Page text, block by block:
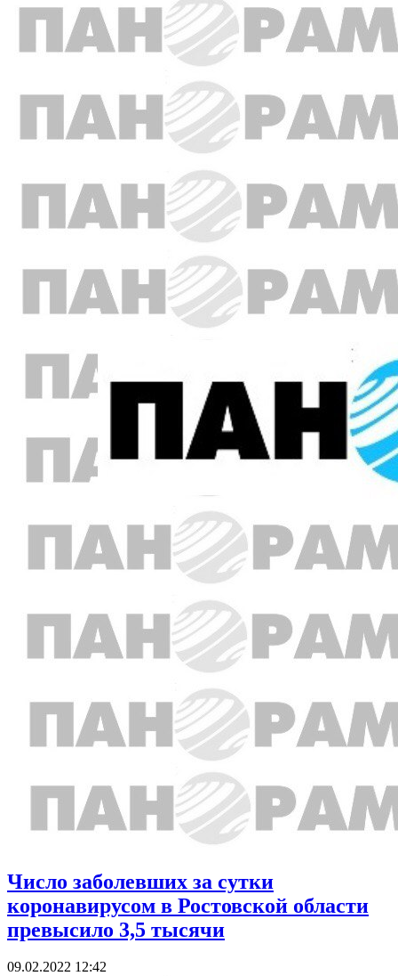
Число заболевших за сутки
коронавирусом в Ростовской области
превысило 3,5 тысячи
09.02.2022 12:42